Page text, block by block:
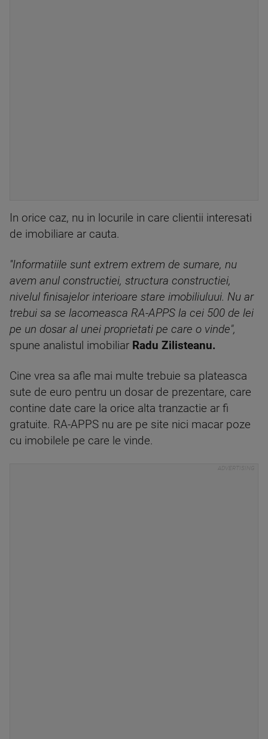
In orice caz, nu in locurile in care clientii interesati
de imobiliare ar cauta.
''Informatiile sunt extrem extrem de sumare, nu
avem anul constructiei, structura constructiei,
nivelul finisajelor interioare stare imobiliuluui. Nu ar
trebui sa se lacomeasca RA-APPS la cei 500 de lei
pe un dosar al unei proprietati pe care o vinde",
spune analistul imobiliar Radu Zilisteanu.
Cine vrea sa afle mai multe trebuie sa plateasca
sute de euro pentru un dosar de prezentare, care
contine date care la orice alta tranzactie ar fi
gratuite. RA-APPS nu are pe site nici macar poze
cu imobilele pe care le vinde.